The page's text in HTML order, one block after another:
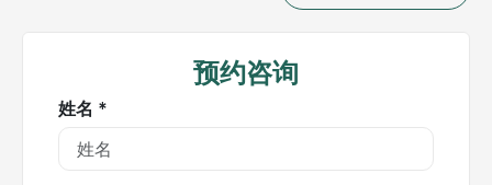
预约咨询
姓名 *